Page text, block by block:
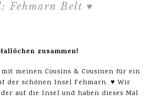
Fehmarn Belt ♥
zusammen!
meinen Cousins & Cousinen für ein
der schönen Insel Fehmarn. ♥ Wir
auf die Insel und haben dieses Mal